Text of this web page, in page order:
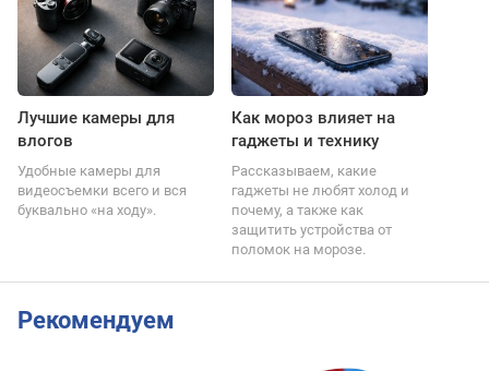
Лучшие камеры для
влогов
Удобные камеры для
видеосъемки всего и вся
буквально «на ходу».
Как мороз влияет на
гаджеты и технику
Рассказываем, какие
гаджеты не любят холод и
почему, а также как
защитить устройства от
поломок на морозе.
Рекомендуем